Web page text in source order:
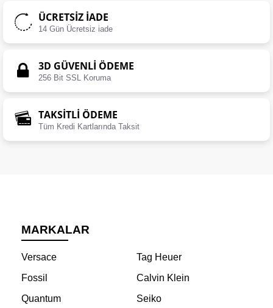
ÜCRETSIZ İADE
14 Gün Ücretsiz iade
3D GÜVENLİ ÖDEME
256 Bit SSL Koruma
TAKSİTLİ ÖDEME
Tüm Kredi Kartlarında Taksit
MARKALAR
Versace
Tag Heuer
Fossil
Calvin Klein
Quantum
Seiko